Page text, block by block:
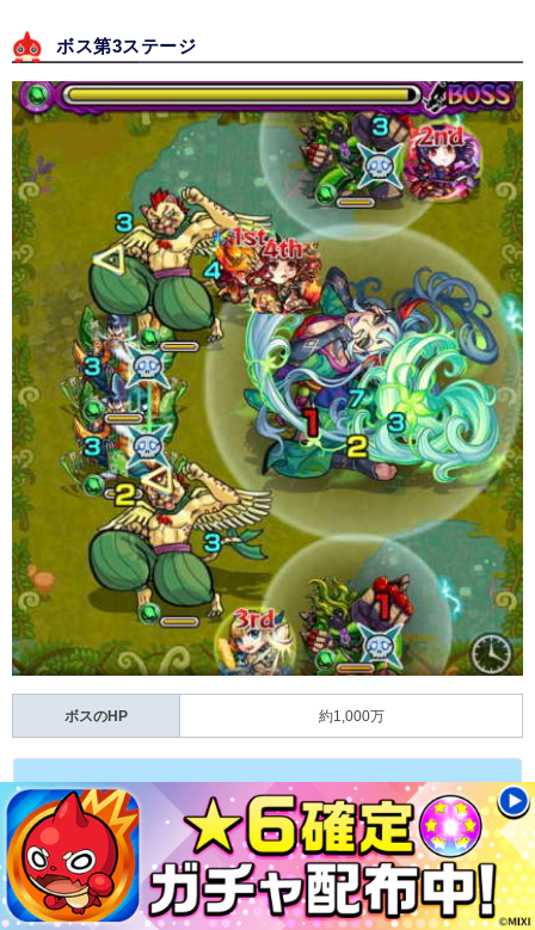
ボス第3ステージ
ボスのHP 約1,000万
攻略手順
1.味方に触れてチーターマンを倒す
2.クロスドクロ雑魚を倒す
3.ボスを倒す